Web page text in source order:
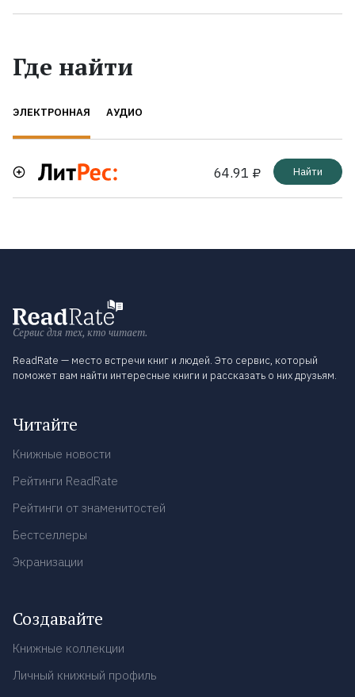
Где найти
ЭЛЕКТРОННАЯ АУДИО
64.91 ₽ Найти
Сервис для тех, кто читает.
ReadRate — место встречи книг и людей. Это сервис, который
поможет вам найти интересные книги и рассказать о них друзьям.
Читайте
Книжные новости
Рейтинги ReadRate
Рейтинги от знаменитостей
Бестселлеры
Экранизации
Создавайте
Книжные коллекции
Личный книжный профиль